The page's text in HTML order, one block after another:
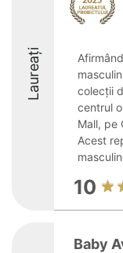
Laureați
colecții
centrul
Mall, pe
Acest
10
Baby